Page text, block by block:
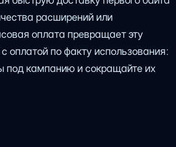
расширений или
оплата превращает эту
оплатой по факту использования:
под кампанию и сокращайте их